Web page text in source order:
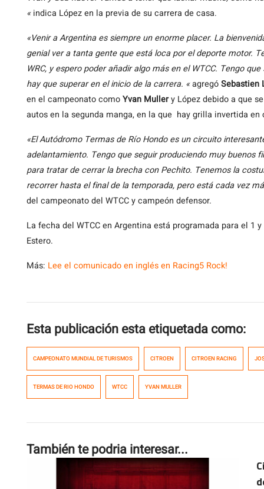
«indica López en la previa de su carrera de casa.
«Venir a Argentina es siempre un enorme placer. La
genial ver a tanta gente que está loca por el deporte motor.
WRC, y espero poder añadir algo más en el WTCC. Tengo
hay que superar en el inicio de la carrera. «agregóSebastien
en el campeonato comoYvan Mullery López debido a que
autos en la segunda manga, en la que hay grilla invertida
«El Autódromo Termas de Río Hondo es un circuito
adelantamiento. Tengo que seguir produciendo muy buenos
para tratar de cerrar la brecha con Pechito. Tenemos la
recorrer hasta el final de la temporada, pero está cada vez
del campeonato del WTCC y campeón defensor.
La fecha del WTCC en Argentina está programada para el 1
Estero.
Más: Lee el comunicado en inglés en Racing5 Rock!
Esta publicación esta etiquetada como:
CAMPEONATO MUNDIAL DE TURISMOS CITROEN CITROEN RACING
TERMAS DE RIO HONDO WTCC YVAN MULLER
También te podria interesar...